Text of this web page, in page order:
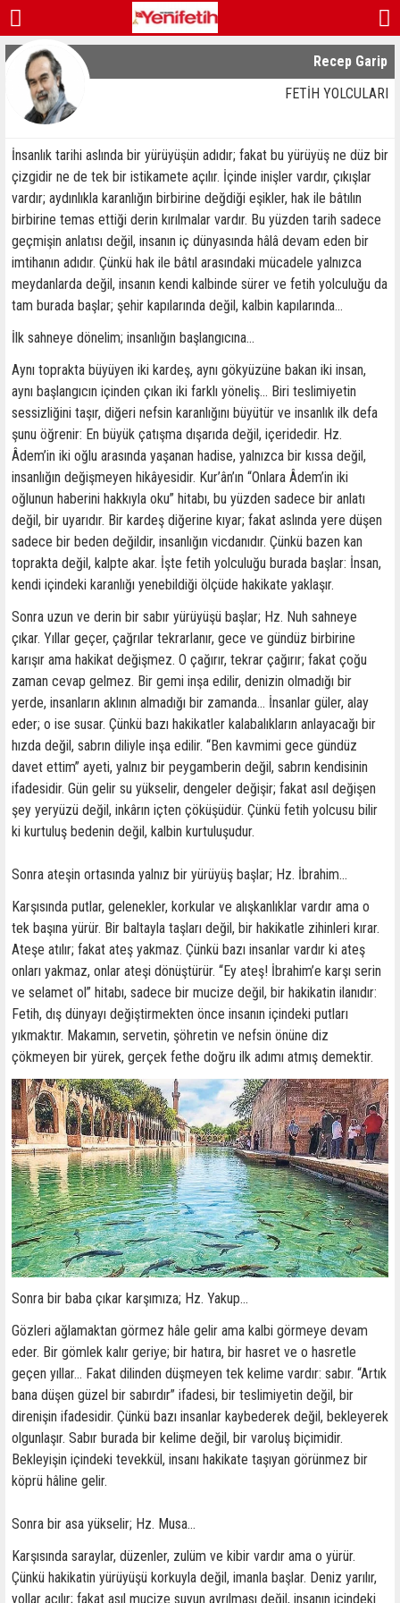
Recep Garip
FETİH YOLCULARI
İnsanlık tarihi aslında bir yürüyüşün adıdır; fakat bu yürüyüş ne düz bir
çizgidir ne de tek bir istikamete açılır. İçinde inişler vardır, çıkışlar
vardır; aydınlıkla karanlığın birbirine değdiği eşikler, hak ile bâtılın
birbirine temas ettiği derin kırılmalar vardır. Bu yüzden tarih sadece
geçmişin anlatısı değil, insanın iç dünyasında hâlâ devam eden bir
imtihanın adıdır. Çünkü hak ile bâtıl arasındaki mücadele yalnızca
meydanlarda değil, insanın kendi kalbinde sürer ve fetih yolculuğu da
tam burada başlar; şehir kapılarında değil, kalbin kapılarında…
İlk sahneye dönelim; insanlığın başlangıcına…
Aynı toprakta büyüyen iki kardeş, aynı gökyüzüne bakan iki insan,
aynı başlangıcın içinden çıkan iki farklı yöneliş… Biri teslimiyetin
sessizliğini taşır, diğeri nefsin karanlığını büyütür ve insanlık ilk defa
şunu öğrenir: En büyük çatışma dışarıda değil, içeridedir. Hz.
Âdem’in iki oğlu arasında yaşanan hadise, yalnızca bir kıssa değil,
insanlığın değişmeyen hikâyesidir. Kur’ân’ın “Onlara Âdem’in iki
oğlunun haberini hakkıyla oku” hitabı, bu yüzden sadece bir anlatı
değil, bir uyarıdır. Bir kardeş diğerine kıyar; fakat aslında yere düşen
sadece bir beden değildir, insanlığın vicdanıdır. Çünkü bazen kan
toprakta değil, kalpte akar. İşte fetih yolculuğu burada başlar: İnsan,
kendi içindeki karanlığı yenebildiği ölçüde hakikate yaklaşır.
Sonra uzun ve derin bir sabır yürüyüşü başlar; Hz. Nuh sahneye
çıkar. Yıllar geçer, çağrılar tekrarlanır, gece ve gündüz birbirine
karışır ama hakikat değişmez. O çağırır, tekrar çağırır; fakat çoğu
zaman cevap gelmez. Bir gemi inşa edilir, denizin olmadığı bir
yerde, insanların aklının almadığı bir zamanda… İnsanlar güler, alay
eder; o ise susar. Çünkü bazı hakikatler kalabalıkların anlayacağı bir
hızda değil, sabrın diliyle inşa edilir. “Ben kavmimi gece gündüz
davet ettim” ayeti, yalnız bir peygamberin değil, sabrın kendisinin
ifadesidir. Gün gelir su yükselir, dengeler değişir; fakat asıl değişen
şey yeryüzü değil, inkârın içten çöküşüdür. Çünkü fetih yolcusu bilir
ki kurtuluş bedenin değil, kalbin kurtuluşudur.
Sonra ateşin ortasında yalnız bir yürüyüş başlar; Hz. İbrahim…
Karşısında putlar, gelenekler, korkular ve alışkanlıklar vardır ama o
tek başına yürür. Bir baltayla taşları değil, bir hakikatle zihinleri kırar.
Ateşe atılır; fakat ateş yakmaz. Çünkü bazı insanlar vardır ki ateş
onları yakmaz, onlar ateşi dönüştürür. “Ey ateş! İbrahim’e karşı serin
ve selamet ol” hitabı, sadece bir mucize değil, bir hakikatin ilanıdır:
Fetih, dış dünyayı değiştirmekten önce insanın içindeki putları
yıkmaktır. Makamın, servetin, şöhretin ve nefsin önüne diz
çökmeyen bir yürek, gerçek fethe doğru ilk adımı atmış demektir.
Sonra bir baba çıkar karşımıza; Hz. Yakup…
Gözleri ağlamaktan görmez hâle gelir ama kalbi görmeye devam
eder. Bir gömlek kalır geriye; bir hatıra, bir hasret ve o hasretle
geçen yıllar… Fakat dilinden düşmeyen tek kelime vardır: sabır. “Artık
bana düşen güzel bir sabırdır” ifadesi, bir teslimiyetin değil, bir
direnişin ifadesidir. Çünkü bazı insanlar kaybederek değil, bekleyerek
olgunlaşır. Sabır burada bir kelime değil, bir varoluş biçimidir.
Bekleyişin içindeki tevekkül, insanı hakikate taşıyan görünmez bir
köprü hâline gelir.
Sonra bir asa yükselir; Hz. Musa…
Karşısında saraylar, düzenler, zulüm ve kibir vardır ama o yürür.
Çünkü hakikatin yürüyüşü korkuyla değil, imanla başlar. Deniz yarılır,
yollar açılır; fakat asıl mucize suyun ayrılması değil, insanın içindeki